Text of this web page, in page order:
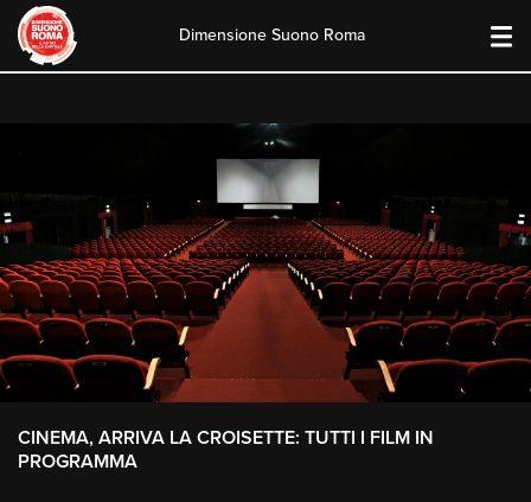
Dimensione Suono Roma
CINEMA, ARRIVA LA CROISETTE: TUTTI I FILM IN
PROGRAMMA